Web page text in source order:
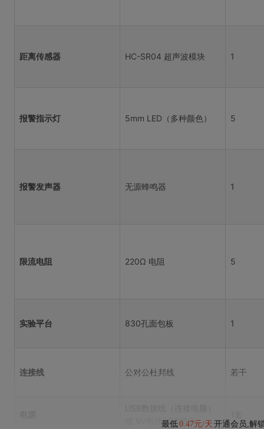
距离传感器 HC-SR04 超声波模块 1
报警指示灯 5mm LED（多种颜色） 5
报警发声器 无源蜂鸣器 1
限流电阻 220Ω 电阻 5
实验平台 830孔面包板 1
连接线 公对公杜邦线 若干
或 9V电池+DC插头
最低0.47元/天 开通会员,解